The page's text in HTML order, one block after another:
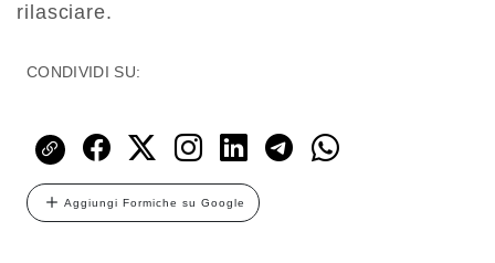
rilasciare.
CONDIVIDI SU:
Aggiungi Formiche su Google